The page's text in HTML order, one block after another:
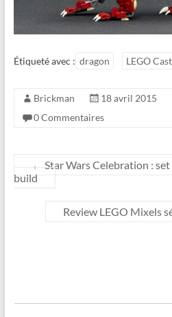
Étiqueté avec : dragon LEGO
Brickman 18 avril 2015
0 Commentaires
←
Star Wars Celebration :
build
Review LEGO Mixels